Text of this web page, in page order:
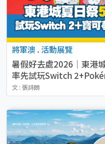
將軍澳 . 活動展覽
暑假好去處2026｜東港
率先試玩Switch
復古市集8月進駐！
文 : 張詩朗